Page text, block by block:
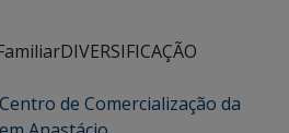
DIVERSIFICAÇÃO
de Comercialização da